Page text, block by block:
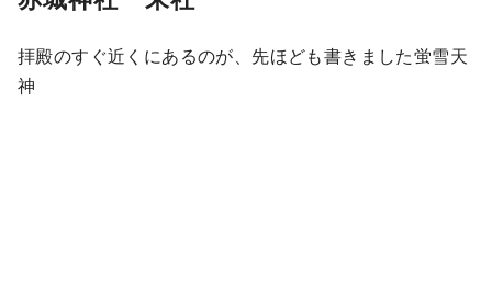
拝殿のすぐ近くにあるのが、先ほども書きました蛍雪天
神